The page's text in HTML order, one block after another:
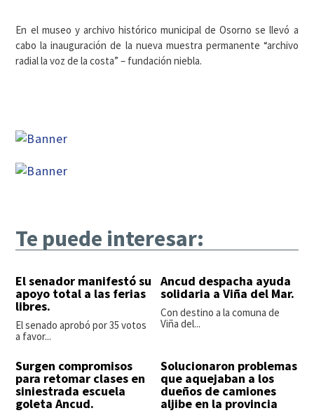
En el museo y archivo histórico municipal de Osorno se llevó a
cabo la inauguración de la nueva muestra permanente “archivo
radial la voz de la costa” – fundación niebla.
Te puede interesar:
El senador manifestó su
apoyo total a las ferias
libres.
El senado aprobó por 35 votos
a favor...
Ancud despacha ayuda
solidaria a Viña del Mar.
Con destino a la comuna de
Viña del...
Surgen compromisos
para retomar clases en
siniestrada escuela
goleta Ancud.
Solucionaron problemas
que aquejaban a los
dueños de camiones
aljibe en la provincia